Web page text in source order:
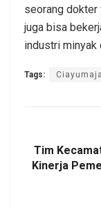
seorang dokter
juga bisa
industri minyak
Tags:
Tim
Kinerja